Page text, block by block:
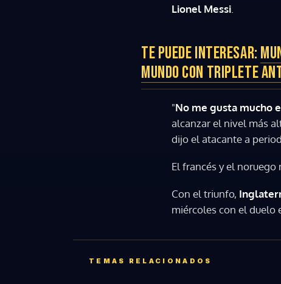
Lionel Messi
TE PUEDE INTERESAR:
MUNDO CON TRIPLETE
"No me gusta mucho
alcanzar el nivel más
dijo el atacante a
El francés y el
Con el triunfo,
miércoles con el duelo
TEMAS RELACIONADOS